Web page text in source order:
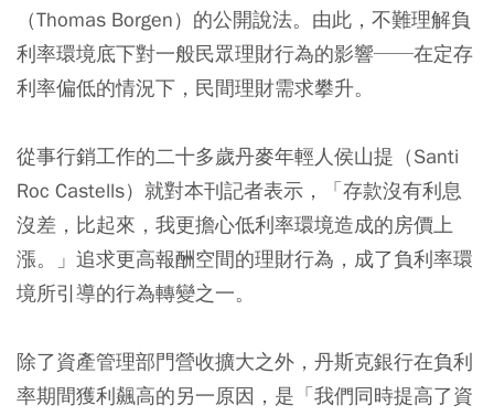
（Thomas Borgen）的公開說法。由此，不難理解負
利率環境底下對一般民眾理財行為的影響──在定存
利率偏低的情況下，民間理財需求攀升。
從事行銷工作的二十多歲丹麥年輕人侯山提（Santi
Roc Castells）就對本刊記者表示，
「存款沒有利息
沒差，比起來，我更擔心低利率環境造成的房價上
漲。」 追求更高報酬空間的理財行為，成了負利率環
境所引導的行為轉變之一。
除了資產管理部門營收擴大之外，丹斯克銀行在負利
率期間獲利飆高的另一原因，是 「我們同時提高了資